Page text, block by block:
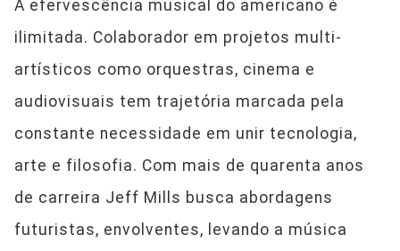
A efervescência musical do americano é
ilimitada. Colaborador em projetos multi-
artísticos como orquestras, cinema e
audiovisuais tem trajetória marcada pela
constante necessidade em unir tecnologia,
arte e filosofia. Com mais de quarenta anos
de carreira Jeff Mills busca abordagens
futuristas, envolventes, levando a música